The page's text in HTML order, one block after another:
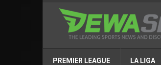
PREMIER LEAGUE LA LIGA